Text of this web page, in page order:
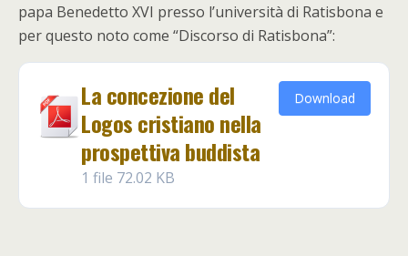
papa Benedetto XVI presso l’università di Ratisbona e
per questo noto come “Discorso di Ratisbona”:
La concezione del
Logos cristiano nella
prospettiva buddista
1 file 72.02 KB
Download